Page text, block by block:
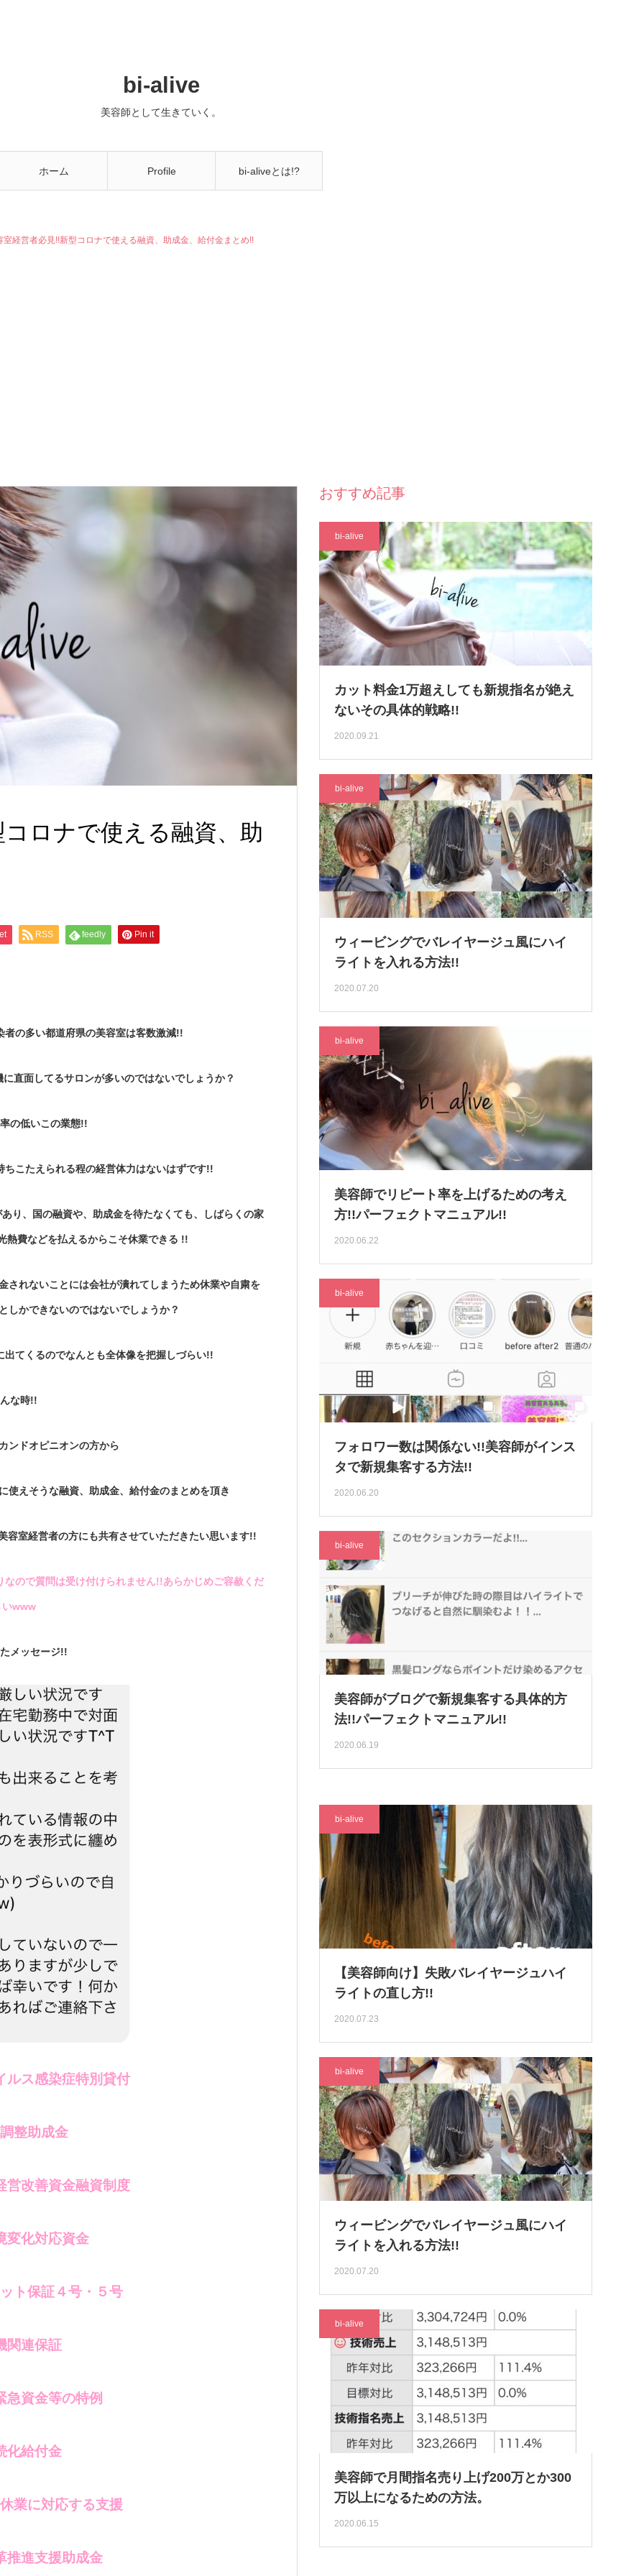
bi-alive
美容師として生きていく。
ホーム Profile bi-aliveとは!?
室経営者必見!!新型コロナで使える融資、助成金、給付金まとめ!!
ロナで使える融資、助
RSS feedly Pin it
の多い都道府県の美容室は客数激減!!
直面してるサロンが多いのではないでしょうか？
の低いこの業態!!
こたえられる程の経営体力はないはずです!!
り、国の融資や、助成金を待たなくても、しばらくの家
熱費などを払えるからこそ休業できる !!
されないことには会社が潰れてしまうため休業や自粛を
しかできないのではないでしょうか？
てくるのでなんとも全体像を把握しづらい!!
な時!!
ンドオピニオンの方から
使えそうな融資、助成金、給付金のまとめを頂き
容室経営者の方にも共有させていただきたい思います!!
ので質問は受け付けられません!!あらかじめご容赦くだ
いwww
メッセージ!!
ルス感染症特別貸付
整助成金
営改善資金融資制度
変化対応資金
ト保証４号・５号
関連保証
急資金等の特例
化給付金
業に対応する支援
推進支援助成金
おすすめ記事
bi-alive
カット料金1万超えしても新規指名が絶え
ないその具体的戦略!!
2020.09.21
bi-alive
ウィービングでバレイヤージュ風にハイ
ライトを入れる方法!!
2020.07.20
bi-alive
美容師でリピート率を上げるための考え
方!!パーフェクトマニュアル!!
2020.06.22
bi-alive
フォロワー数は関係ない!!美容師がインス
タで新規集客する方法!!
2020.06.20
bi-alive
美容師がブログで新規集客する具体的方
法!!パーフェクトマニュアル!!
2020.06.19
bi-alive
【美容師向け】失敗バレイヤージュハイ
ライトの直し方!!
2020.07.23
bi-alive
ウィービングでバレイヤージュ風にハイ
ライトを入れる方法!!
2020.07.20
bi-alive
美容師で月間指名売り上げ200万とか300
万以上になるための方法。
2020.06.15